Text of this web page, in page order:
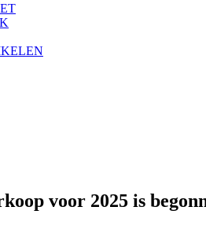
voor 2025 is